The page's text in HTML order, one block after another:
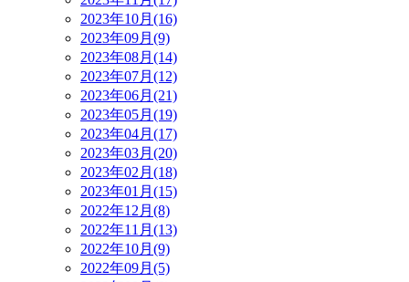
2023年10月(16)
2023年09月(9)
2023年08月(14)
2023年07月(12)
2023年06月(21)
2023年05月(19)
2023年04月(17)
2023年03月(20)
2023年02月(18)
2023年01月(15)
2022年12月(8)
2022年11月(13)
2022年10月(9)
2022年09月(5)